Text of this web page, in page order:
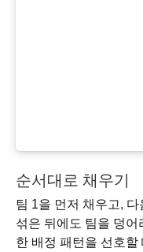
순서대로 채우기
팀 1을 먼저 채우고,
섞은 뒤에도 팀을 덩
한 배정 패턴을 선호할